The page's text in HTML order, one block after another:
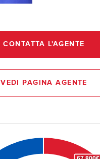
CONTATTA L'AGENTE
VEDI PAGINA AGENTE